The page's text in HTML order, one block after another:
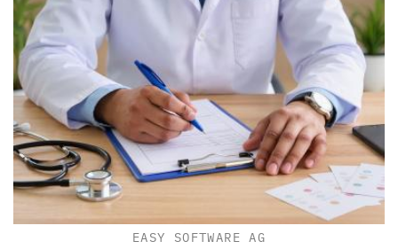
EASY SOFTWARE AG